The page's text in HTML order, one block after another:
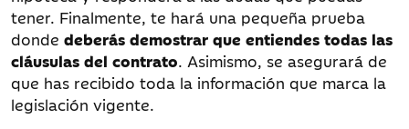
tener. Finalmente, te hará una pequeña prueba
donde deberás demostrar que entiendes todas las
cláusulas del contrato. Asimismo, se asegurará de
que has recibido toda la información que marca la
legislación vigente.